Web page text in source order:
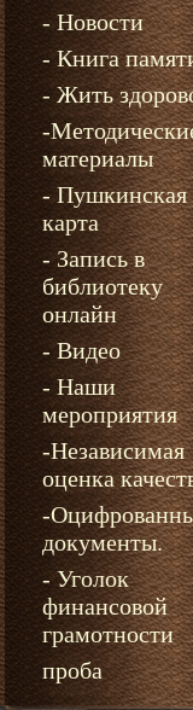
- Новости
- Книга
- Жить
-
материалы
- Пушкинская
карта
- Запись в
библиотеку
онлайн
- Видео
- Наши
мероприятия
-Независимая
оценка
-
документы.
- Уголок
финансовой
грамотности
проба